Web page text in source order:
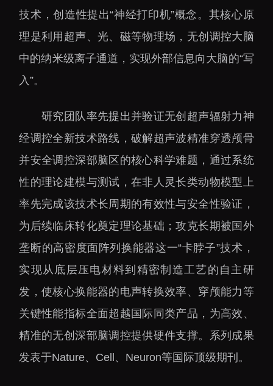
我为群众办实事
究院
深圳先进电子材料国际
创新研究院
深圳合成生物研究重大
究中心
技术，创造性提出“神经打印机”概念。其核心原
理是利用超声、光、磁等物理场，无创调控大脑
中的纳米级离子通道，实现外部信息向大脑的“写
入”。
研究团队率先提出并验证无创超声辐射力神
经调控全新技术路线，破解超声波精准穿透颅骨
并安全调控深部脑区的核心科学难题，通过系统
性的理论建模与测试，在非人灵长类动物模型上
率先完成该技术长周期的有效性与安全性验证，
为后续临床转化奠定理论基础；攻克长期被国外
垄断的高密度面阵列换能器这一“卡脖子”技术，
实现从底层压电材料到精密制造工艺的自主研
发，使核心换能器的电声转换效率、穿颅能力等
关键性能指标全面超越国际同类产品，为高效、
精准的无创深部脑调控提供硬件支撑。系列成果
发表于Nature、Cell、Neuron等国际顶级期刊。